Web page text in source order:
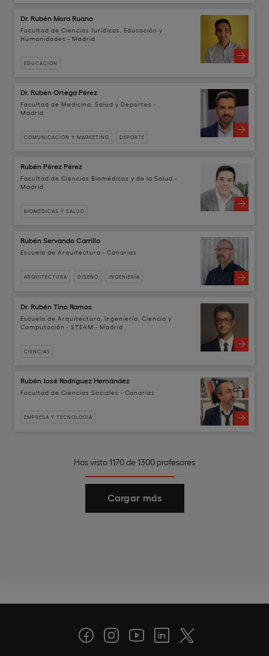
Dr. Rubén Mora Ruano
Facultad de Ciencias Jurídicas, Educación y
Humanidades - Madrid
EDUCACIÓN
Dr. Rubén Ortega Pérez
Facultad de Medicina, Salud y Deportes -
Madrid
COMUNICACIÓN Y MARKETING DEPORTE
Rubén Pérez Pérez
Facultad de Ciencias Biomédicas y de la Salud -
Madrid
BIOMÉDICAS Y SALUD
Rubén Servando Carrillo
Escuela de Arquitectura - Canarias
ARQUITECTURA DISEÑO INGENIERÍA
Dr. Rubén Tino Ramos
Escuela de Arquitectura, Ingeniería, Ciencia y
Computación - STEAM - Madrid
CIENCIAS
Rubén José Rodríguez Hernández
Facultad de Ciencias Sociales - Canarias
EMPRESA Y TECNOLOGÍA
Has visto 1170 de 1300 profesores
Cargar más